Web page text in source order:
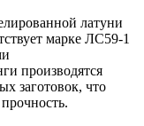
латуни
марке ЛС59-1
производятся
заготовок, что